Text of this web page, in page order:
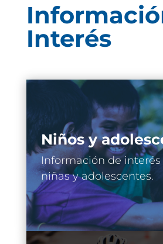
Interés
Niños y
Información de interés
niñas y adolescentes.